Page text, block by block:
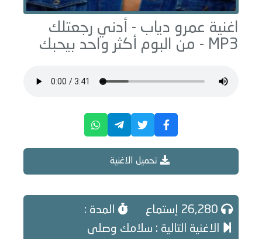
اغنية عمرو دياب - أدني رجعتلك
MP3 - من البوم
أكثر واحد بيحبك
تحميل الاغنية
المدة :
الاغنية التالية : سلامك وصلى